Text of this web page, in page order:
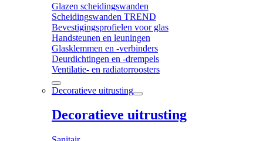
Glazen scheidingswanden
Scheidingswanden TREND
Bevestigingsprofielen voor glas
Handsteunen en leuningen
Glasklemmen en -verbinders
Deurdichtingen en -drempels
Ventilatie- en radiatorroosters
Decoratieve uitrusting
Decoratieve uitrusting